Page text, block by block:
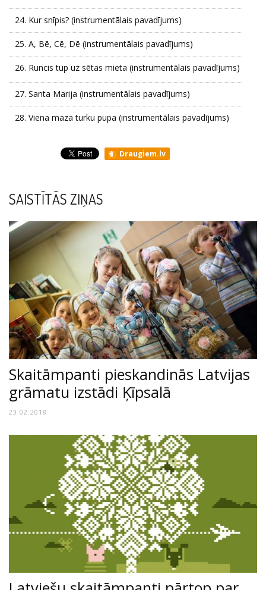
24. Kur snīpis? (instrumentālais pavadījums)
25. A, Bē, Cē, Dē (instrumentālais pavadījums)
26. Runcis tup uz sētas mieta (instrumentālais pavadījums)
27. Santa Marija (instrumentālais pavadījums)
28. Viena maza turku pupa (instrumentālais pavadījums)
Draugiem.lv
SAISTĪTĀS ZIŅAS
Skaitāmpanti pieskandinās Latvijas
grāmatu izstādi Ķīpsalā
23.02.2018